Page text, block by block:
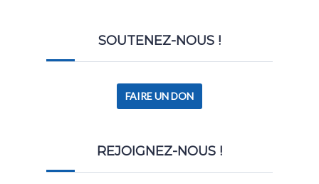
SOUTENEZ-NOUS !
FAIRE UN DON
REJOIGNEZ-NOUS !